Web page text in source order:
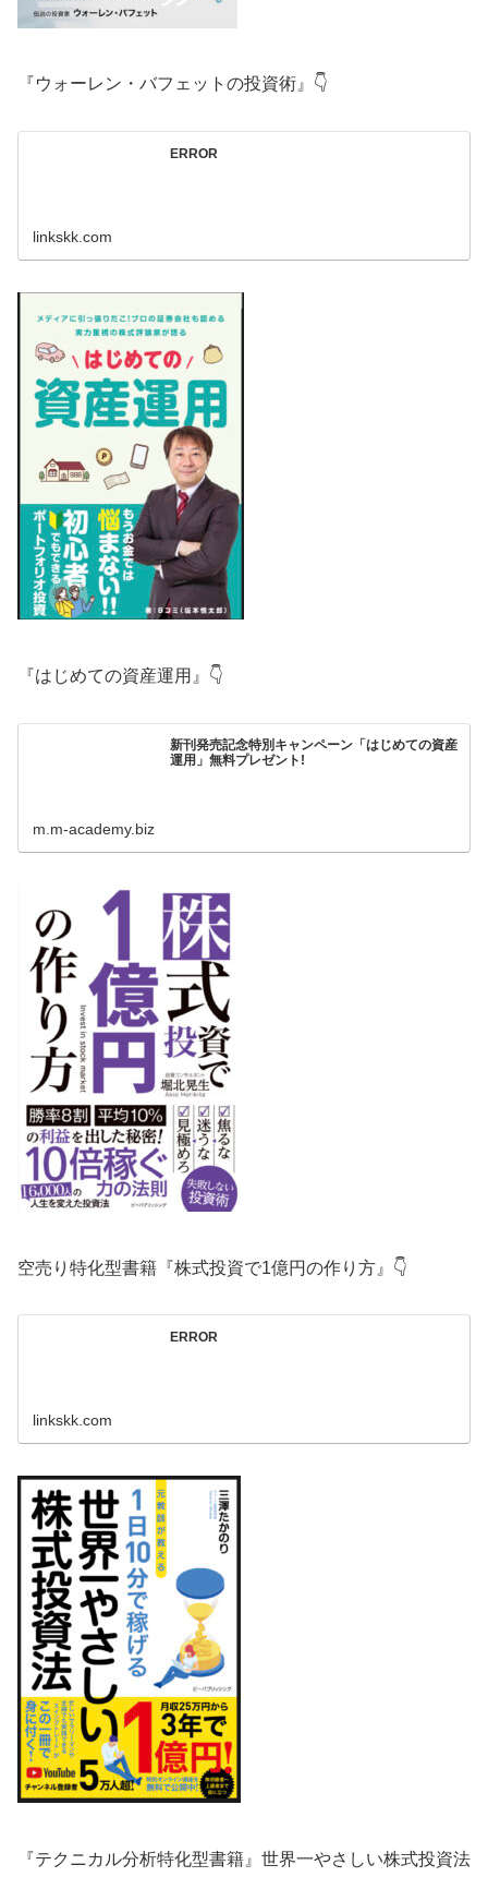
『ウォーレン・バフェットの投資術』👇
ERROR
linkskk.com
『はじめての資産運用』👇
新刊発売記念特別キャンペーン「はじめての資産
運用」無料プレゼント!
m.m-academy.biz
空売り特化型書籍『株式投資で1億円の作り方』👇
ERROR
linkskk.com
『テクニカル分析特化型書籍』世界一やさしい株式投資法